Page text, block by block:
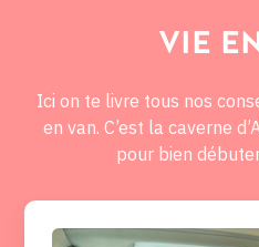
VIE
Ici on te livre tous nos
en van. C’est la caverne
pour bien